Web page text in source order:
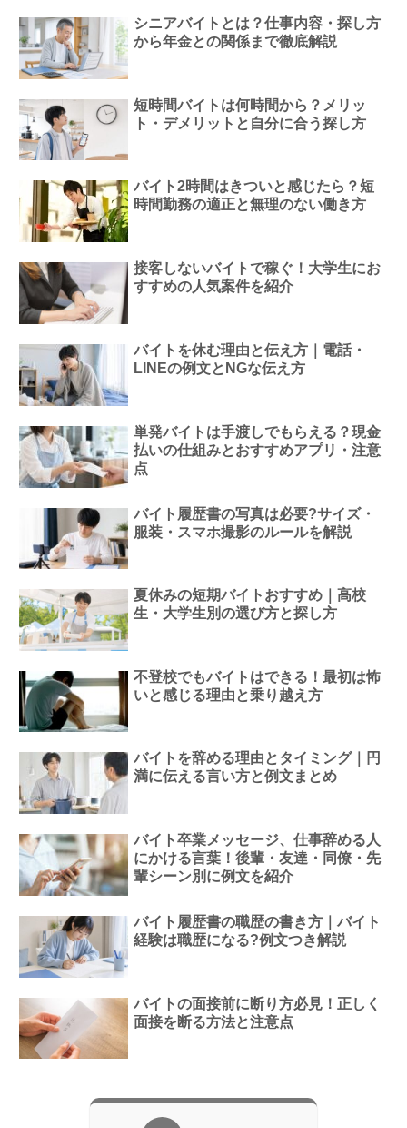
シニアバイトとは？仕事内容・探し方
から年金との関係まで徹底解説
短時間バイトは何時間から？メリッ
ト・デメリットと自分に合う探し方
バイト2時間はきついと感じたら？短
時間勤務の適正と無理のない働き方
接客しないバイトで稼ぐ！大学生にお
すすめの人気案件を紹介
バイトを休む理由と伝え方｜電話・
LINEの例文とNGな伝え方
単発バイトは手渡しでもらえる？現金
払いの仕組みとおすすめアプリ・注意
点
バイト履歴書の写真は必要?サイズ・
服装・スマホ撮影のルールを解説
夏休みの短期バイトおすすめ｜高校
生・大学生別の選び方と探し方
不登校でもバイトはできる！最初は怖
いと感じる理由と乗り越え方
バイトを辞める理由とタイミング｜円
満に伝える言い方と例文まとめ
バイト卒業メッセージ、仕事辞める人
にかける言葉！後輩・友達・同僚・先
輩シーン別に例文を紹介
バイト履歴書の職歴の書き方｜バイト
経験は職歴になる?例文つき解説
バイトの面接前に断り方必見！正しく
面接を断る方法と注意点